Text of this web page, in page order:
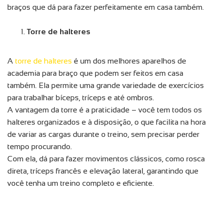
braços que dá para fazer perfeitamente em casa também.
Torre de halteres
A torre de halteres é um dos melhores aparelhos de
academia para braço que podem ser feitos em casa
também. Ela permite uma grande variedade de exercícios
para trabalhar bíceps, tríceps e até ombros.
A vantagem da torre é a praticidade – você tem todos os
halteres organizados e à disposição, o que facilita na hora
de variar as cargas durante o treino, sem precisar perder
tempo procurando.
Com ela, dá para fazer movimentos clássicos, como rosca
direta, tríceps francês e elevação lateral, garantindo que
você tenha um treino completo e eficiente.